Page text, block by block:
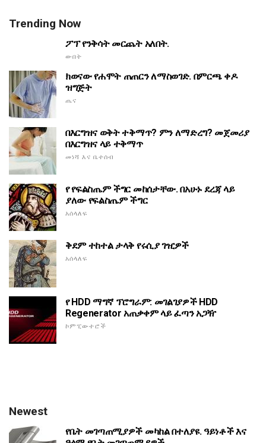
Trending Now
ፖፕ የንቅሳት መርጨት አለበት.
ውበት
ክወናው የሐሞት ጠጠርን ለማስወገድ. በምርጫ ቀዶ
ዝግጅት
ጤና
በእርግዝና ወቅት ተቅማጥ? ምን ለማድረግ? መጀመሪያ
በእርግዝና ላይ ተቅማጥ
መነሻ እና ቤተሰብ
የ የፍልስጤም ችግር መከሰታቸው. በአሁኑ ደረጃ ላይ
ያለው የፍልስጤም ችግር
አሰላለፍ
ቅደም ተከተል ታላቅ የሩሲያ ገዢዎች
አሰላለፍ
የ HDD ማግኛ ፕሮግራም: መገልገያዎች HDD
Regenerator አጠቃቀም ላይ ፈጣን አጋዥ
ኮምፒውተሮች
Newest
የቤት መገጣጠሚያዎች መካከል በተለያዩ. ዓይነቶች እና